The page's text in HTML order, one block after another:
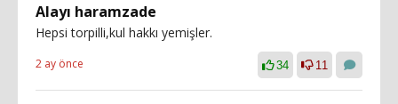
Alayı haramzade
Hepsi torpilli,kul hakkı yemişler.
2 ay önce 34 11